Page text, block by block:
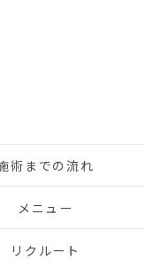
術までの流れ
メニュー
リクルート